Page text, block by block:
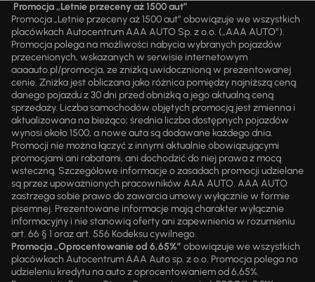
Promocja „Letnie przeceny aż 1500 aut”
Promocja „Letnie przeceny aż 1500 aut” obowiązuje we wszystkich
placówkach Autocentrum AAA AUTO Sp. z o.o. („AAA AUTO”).
Promocja polega na możliwości nabycia wybranych pojazdów
przecenionych, wskazanych w serwisie internetowym
aaaauto.pl/promocja, ze zniżką uwidocznioną w prezentowanej
cenie. Zniżka jest obliczana jako różnica pomiędzy najniższą ceną
danego pojazdu z 30 dni przed obniżką a jego aktualną ceną
sprzedaży. Liczba samochodów objętych promocją jest zmienna i
aktualizowana na bieżąco; średnia liczba dostępnych pojazdów
wynosi około 1500, a nowe auta są dodawane każdego dnia.
Promocji nie można łączyć z innymi aktualnie obowiązującymi
promocjami ani rabatami, ani dochodzić do niej prawa z mocą
wsteczną. Szczegółowe informacje o zasadach promocji udzielane
są przez upoważnionych pracowników AAA AUTO. AAA AUTO
zastrzega sobie prawo do zawarcia umowy wyłącznie w formie
pisemnej. Prezentowane informacje mają charakter wyłącznie
informacyjny i nie stanowią oferty ani zapewnienia w rozumieniu
art. 66 § 1 oraz art. 556 Kodeksu cywilnego.
Promocja „Oprocentowanie od 6,65%” obowiązuje we wszystkich
placówkach Autocentrum AAA Auto sp. z o.o. Promocja polega na
udzieleniu kredytu na auto z oprocentowaniem od 6,65%.